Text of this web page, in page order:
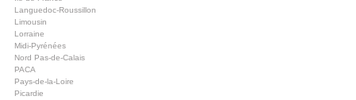
Languedoc-Roussillon
Limousin
Lorraine
Midi-Pyrénées
Nord Pas-de-Calais
PACA
Pays-de-la-Loire
Picardie